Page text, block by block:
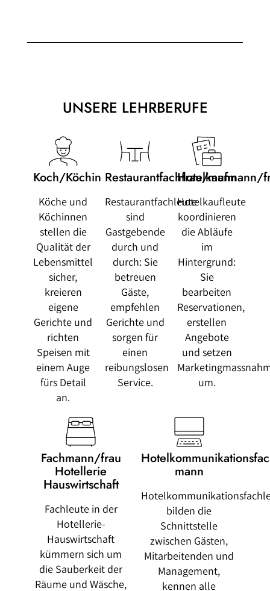
UNSERE LEHRBERUFE
Koch/Köchin
Köche und
Köchinnen
stellen die
Qualität der
Lebensmittel
sicher,
kreieren
eigene
Gerichte und
richten
Speisen mit
einem Auge
fürs Detail
an.
Restaurantfachfrau/mann
Restaurantfachleute
sind
Gastgebende
durch und
durch: Sie
betreuen
Gäste,
empfehlen
Gerichte und
sorgen für
einen
reibungslosen
Service.
Hotelkaufmann/
Hotelkaufleute
koordinieren
die Abläufe
im
Hintergrund:
Sie
bearbeiten
Reservationen,
erstellen
Angebote
und setzen
um.
Fachmann/frau
Hotellerie
Hauswirtschaft
Fachleute in der
Hotellerie-
Hauswirtschaft
kümmern sich um
die Sauberkeit der
Räume und Wäsche,
mann
bilden die
Schnittstelle
zwischen Gästen,
Mitarbeitenden und
Management,
kennen alle